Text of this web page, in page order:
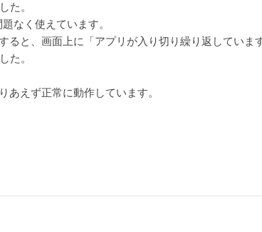
た。
なく使えています。
ると、画面上に「アプリが入り切り繰り返してい
た。
あえず正常に動作しています。